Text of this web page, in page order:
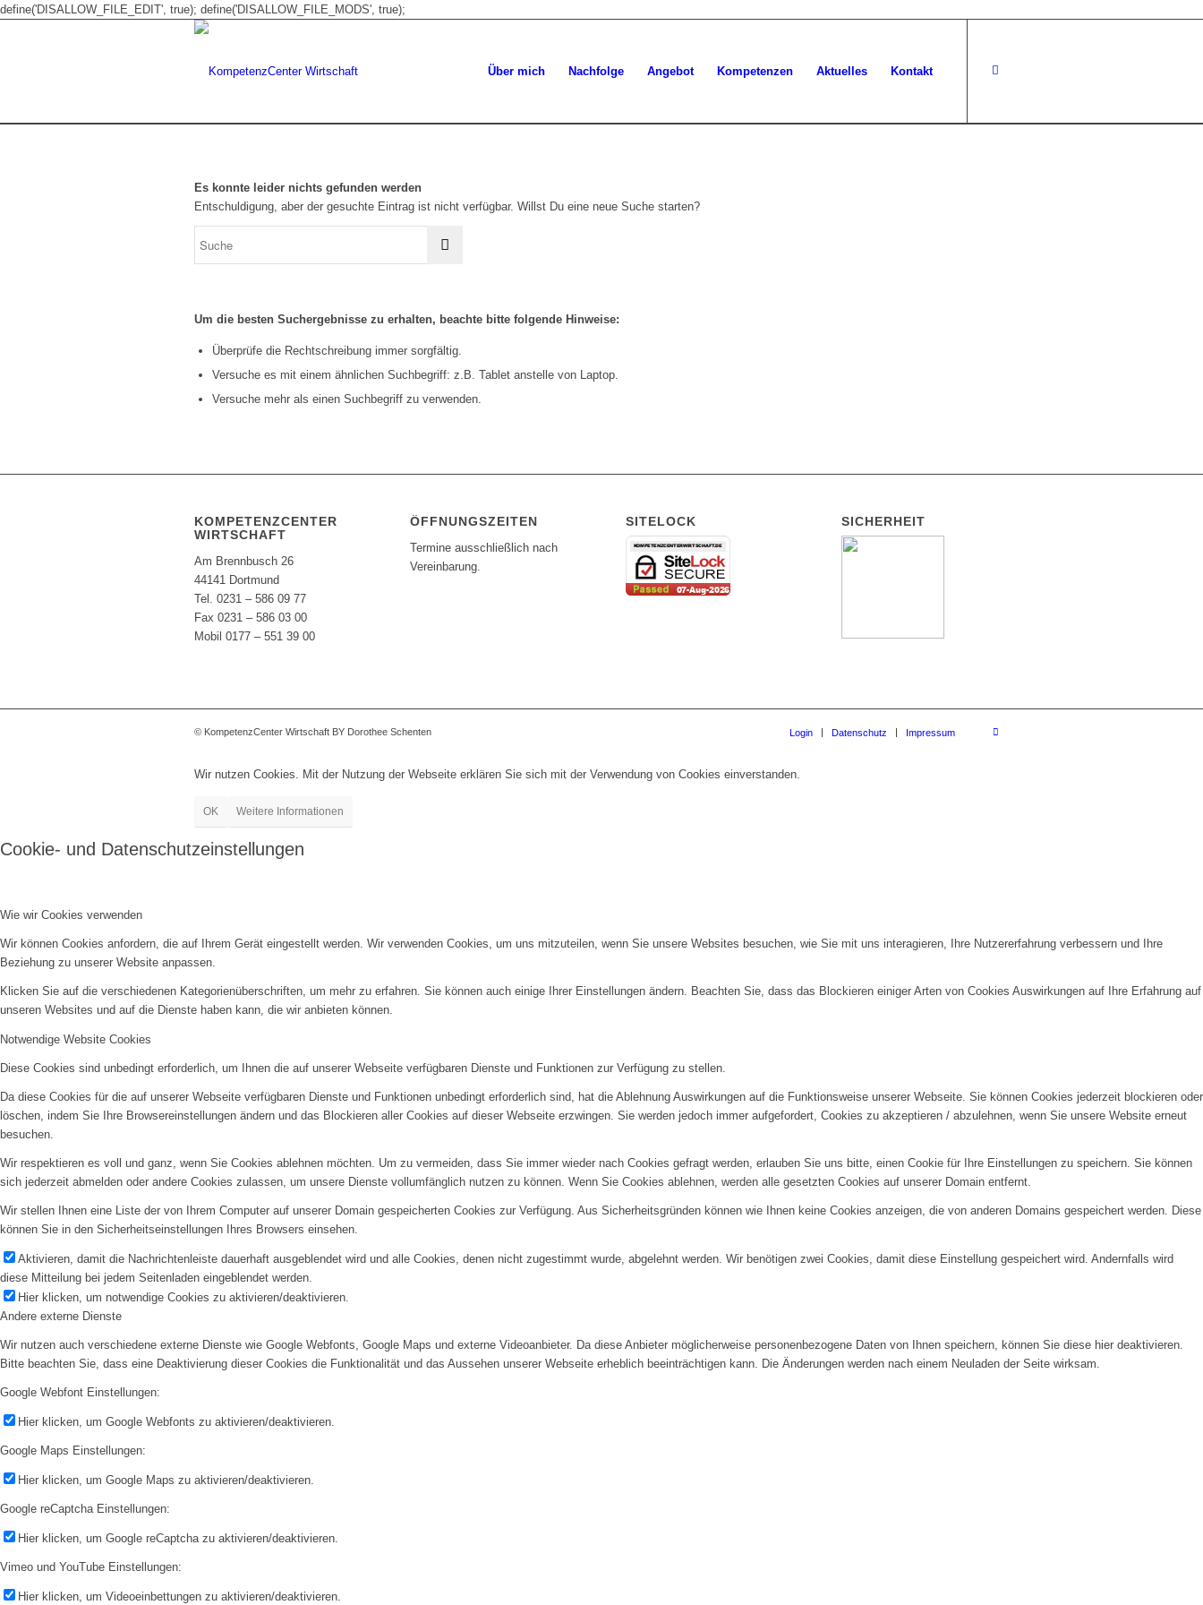
define('DISALLOW_FILE_EDIT', true); define('DISALLOW_FILE_MODS', true);
Über mich Nachfolge Angebot Kompetenzen Aktuelles Kontakt
Es konnte leider nichts gefunden werden
Entschuldigung, aber der gesuchte Eintrag ist nicht verfügbar. Willst Du eine neue Suche starten?
Um die besten Suchergebnisse zu erhalten, beachte bitte folgende Hinweise:
Überprüfe die Rechtschreibung immer sorgfältig.
Versuche es mit einem ähnlichen Suchbegriff: z.B. Tablet anstelle von Laptop.
Versuche mehr als einen Suchbegriff zu verwenden.
KOMPETENZCENTER
WIRTSCHAFT
Am Brennbusch 26
44141 Dortmund
Tel. 0231 – 586 09 77
Fax 0231 – 586 03 00
Mobil 0177 – 551 39 00
ÖFFNUNGSZEITEN
Termine ausschließlich nach
Vereinbarung.
SITELOCK SICHERHEIT
© KompetenzCenter Wirtschaft BY Dorothee Schenten Login Datenschutz Impressum
Wir nutzen Cookies. Mit der Nutzung der Webseite erklären Sie sich mit der Verwendung von Cookies einverstanden.
OK Weitere Informationen
Cookie- und Datenschutzeinstellungen
Wie wir Cookies verwenden
Wir können Cookies anfordern, die auf Ihrem Gerät eingestellt werden. Wir verwenden Cookies, um uns mitzuteilen, wenn Sie unsere Websites besuchen, wie Sie mit uns interagieren, Ihre Nutzererfahrung verbessern und Ihre
Beziehung zu unserer Website anpassen.
Klicken Sie auf die verschiedenen Kategorienüberschriften, um mehr zu erfahren. Sie können auch einige Ihrer Einstellungen ändern. Beachten Sie, dass das Blockieren einiger Arten von Cookies Auswirkungen auf Ihre Erfahrung auf
unseren Websites und auf die Dienste haben kann, die wir anbieten können.
Notwendige Website Cookies
Diese Cookies sind unbedingt erforderlich, um Ihnen die auf unserer Webseite verfügbaren Dienste und Funktionen zur Verfügung zu stellen.
Da diese Cookies für die auf unserer Webseite verfügbaren Dienste und Funktionen unbedingt erforderlich sind, hat die Ablehnung Auswirkungen auf die Funktionsweise unserer Webseite. Sie können Cookies jederzeit blockieren oder
löschen, indem Sie Ihre Browsereinstellungen ändern und das Blockieren aller Cookies auf dieser Webseite erzwingen. Sie werden jedoch immer aufgefordert, Cookies zu akzeptieren / abzulehnen, wenn Sie unsere Website erneut
besuchen.
Wir respektieren es voll und ganz, wenn Sie Cookies ablehnen möchten. Um zu vermeiden, dass Sie immer wieder nach Cookies gefragt werden, erlauben Sie uns bitte, einen Cookie für Ihre Einstellungen zu speichern. Sie können
sich jederzeit abmelden oder andere Cookies zulassen, um unsere Dienste vollumfänglich nutzen zu können. Wenn Sie Cookies ablehnen, werden alle gesetzten Cookies auf unserer Domain entfernt.
Wir stellen Ihnen eine Liste der von Ihrem Computer auf unserer Domain gespeicherten Cookies zur Verfügung. Aus Sicherheitsgründen können wie Ihnen keine Cookies anzeigen, die von anderen Domains gespeichert werden. Diese
können Sie in den Sicherheitseinstellungen Ihres Browsers einsehen.
Aktivieren, damit die Nachrichtenleiste dauerhaft ausgeblendet wird und alle Cookies, denen nicht zugestimmt wurde, abgelehnt werden. Wir benötigen zwei Cookies, damit diese Einstellung gespeichert wird. Andernfalls wird
diese Mitteilung bei jedem Seitenladen eingeblendet werden.
Hier klicken, um notwendige Cookies zu aktivieren/deaktivieren.
Andere externe Dienste
Wir nutzen auch verschiedene externe Dienste wie Google Webfonts, Google Maps und externe Videoanbieter. Da diese Anbieter möglicherweise personenbezogene Daten von Ihnen speichern, können Sie diese hier deaktivieren.
Bitte beachten Sie, dass eine Deaktivierung dieser Cookies die Funktionalität und das Aussehen unserer Webseite erheblich beeinträchtigen kann. Die Änderungen werden nach einem Neuladen der Seite wirksam.
Google Webfont Einstellungen:
Hier klicken, um Google Webfonts zu aktivieren/deaktivieren.
Google Maps Einstellungen:
Hier klicken, um Google Maps zu aktivieren/deaktivieren.
Google reCaptcha Einstellungen:
Hier klicken, um Google reCaptcha zu aktivieren/deaktivieren.
Vimeo und YouTube Einstellungen:
Hier klicken, um Videoeinbettungen zu aktivieren/deaktivieren.